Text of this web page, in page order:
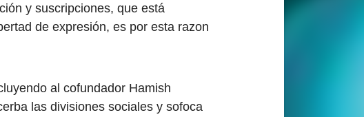
y suscripciones, que está
de expresión, es por esta razon
al cofundador Hamish
las divisiones sociales y sofoca